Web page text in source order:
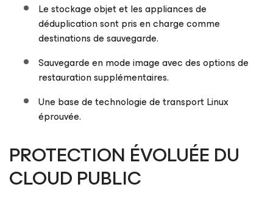
Le stockage objet et les appliances de
déduplication sont pris en charge comme
destinations de sauvegarde.
Sauvegarde en mode image avec des options de
restauration supplémentaires.
Une base de technologie de transport Linux
éprouvée.
PROTECTION ÉVOLUÉE DU
CLOUD PUBLIC